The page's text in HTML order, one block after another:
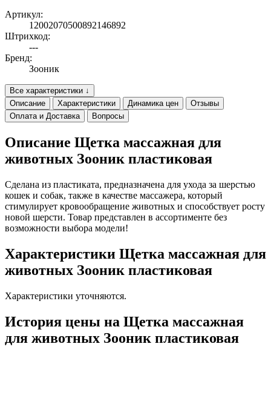
Артикул:
12002070500892146892
Штрихкод:
---
Бренд:
Зооник
Все характеристики ↓
Описание
Характеристики Динамика цен
Отзывы
Оплата и Доставка
Вопросы
Описание Щетка массажная для
животных Зооник пластиковая
Сделана из пластиката, предназначена для ухода за шерстью
кошек и собак, также в качестве массажера, который
стимулирует кровообращение животных и способствует росту
новой шерсти. Товар представлен в ассортименте без
возможности выбора модели!
Характеристики Щетка массажная для
животных Зооник пластиковая
Характеристики уточняются.
История цены на Щетка массажная
для животных Зооник пластиковая